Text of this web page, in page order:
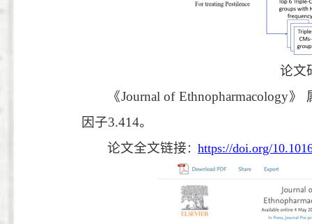
论文
《Journal of Ethnopharmacology》
因子3.414。
论文全文链接 ：https://doi.org/